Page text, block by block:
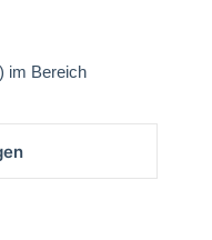
im Bereich